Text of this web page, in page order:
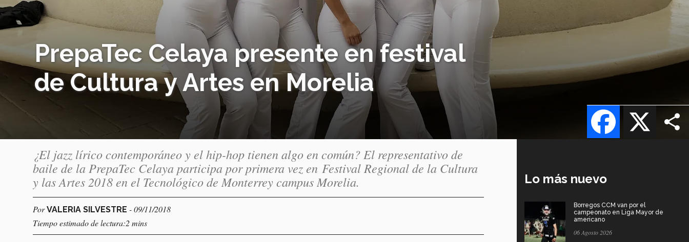
PrepaTec Celaya presente en festival
de Cultura y Artes en Morelia
X
Facebook
¿El jazz lírico contemporáneo y el hip-hop tienen algo en común? El representativo de
baile de la PrepaTec Celaya participa por primera vez en Festival Regional de la Cultura
y las Artes 2018 en el Tecnológico de Monterrey campus Morelia.
PorVALERIA SILVESTRE - 09/11/2018
Tiempo estimado de lectura:2 mins
Lo más nuevo
Borregos CCM van por el
campeonato en Liga Mayor de
americano
06 Agosto 2026